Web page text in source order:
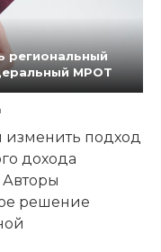
региональный
МРОТ
подход
дохода
решение